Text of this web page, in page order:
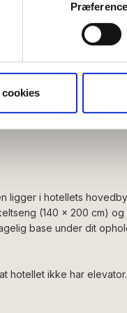
oplysninger om din
baseret på en
websitet.
vores indhold og
oplysninger om din
ligger i hotellets
(140 x 200 cm)
base under dit
hotellet ikke har elevator.